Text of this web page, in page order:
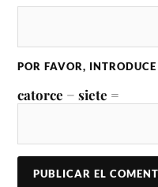
POR FAVOR,
catorce − siete =